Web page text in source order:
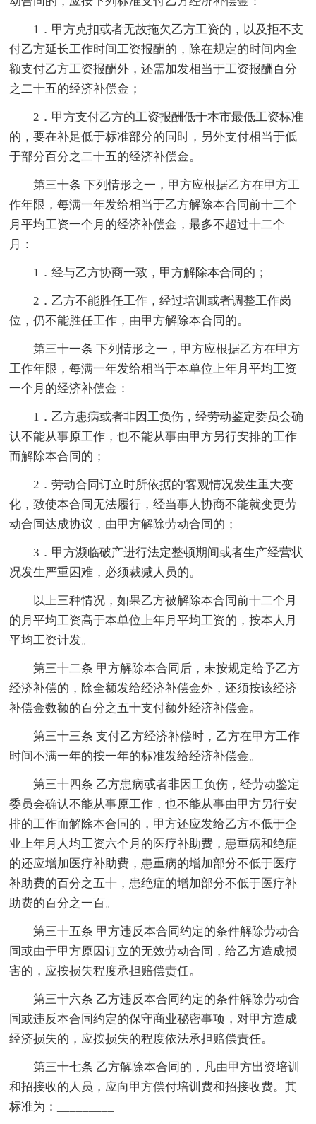
1．甲方克扣或者无故拖欠乙方工资的，以及拒不支
付乙方延长工作时间工资报酬的，除在规定的时间内全
额支付乙方工资报酬外，还需加发相当于工资报酬百分
之二十五的经济补偿金；
2．甲方支付乙方的工资报酬低于本市最低工资标准
的，要在补足低于标准部分的同时，另外支付相当于低
于部分百分之二十五的经济补偿金。
第三十条 下列情形之一，甲方应根据乙方在甲方工
作年限，每满一年发给相当于乙方解除本合同前十二个
月平均工资一个月的经济补偿金，最多不超过十二个
月：
1．经与乙方协商一致，甲方解除本合同的；
2．乙方不能胜任工作，经过培训或者调整工作岗
位，仍不能胜任工作，由甲方解除本合同的。
第三十一条 下列情形之一，甲方应根据乙方在甲方
工作年限，每满一年发给相当于本单位上年月平均工资
一个月的经济补偿金：
1．乙方患病或者非因工负伤，经劳动鉴定委员会确
认不能从事原工作，也不能从事由甲方另行安排的工作
而解除本合同的；
2．劳动合同订立时所依据的'客观情况发生重大变
化，致使本合同无法履行，经当事人协商不能就变更劳
动合同达成协议，由甲方解除劳动合同的；
3．甲方濒临破产进行法定整顿期间或者生产经营状
况发生严重困难，必须裁减人员的。
以上三种情况，如果乙方被解除本合同前十二个月
的月平均工资高于本单位上年月平均工资的，按本人月
平均工资计发。
第三十二条 甲方解除本合同后，未按规定给予乙方
经济补偿的，除全额发给经济补偿金外，还须按该经济
补偿金数额的百分之五十支付额外经济补偿金。
第三十三条 支付乙方经济补偿时，乙方在甲方工作
时间不满一年的按一年的标准发给经济补偿金。
第三十四条 乙方患病或者非因工负伤，经劳动鉴定
委员会确认不能从事原工作，也不能从事由甲方另行安
排的工作而解除本合同的，甲方还应发给乙方不低于企
业上年月人均工资六个月的医疗补助费，患重病和绝症
的还应增加医疗补助费，患重病的增加部分不低于医疗
补助费的百分之五十，患绝症的增加部分不低于医疗补
助费的百分之一百。
第三十五条 甲方违反本合同约定的条件解除劳动合
同或由于甲方原因订立的无效劳动合同，给乙方造成损
害的，应按损失程度承担赔偿责任。
第三十六条 乙方违反本合同约定的条件解除劳动合
同或违反本合同约定的保守商业秘密事项，对甲方造成
经济损失的，应按损失的程度依法承担赔偿责任。
第三十七条 乙方解除本合同的，凡由甲方出资培训
和招接收的人员，应向甲方偿付培训费和招接收费。其
标准为：_________